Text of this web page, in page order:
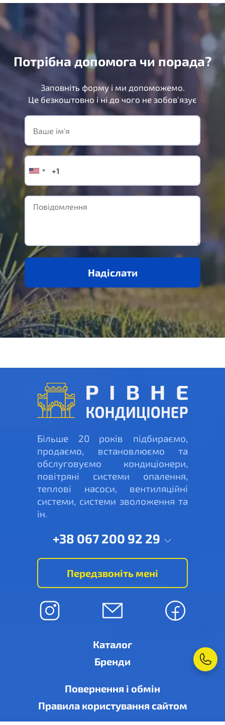
Потрібна допомога чи порада?
Заповніть форму і ми допоможемо.
Це безкоштовно і ні до чого не зобов'язує
Надіслати
Більше 20 років підбираємо,
продаємо, встановлюємо та
обслуговуємо кондиціонери,
повітряні системи опалення,
теплові насоси, вентиляційні
системи, системи зволоження та
ін.
+38 067 200 92 29
Передзвоніть мені
Каталог
Бренди
Повернення і обмін
Правила користування сайтом